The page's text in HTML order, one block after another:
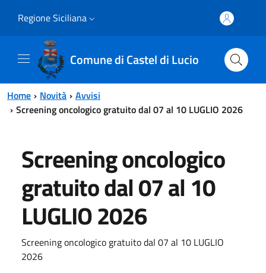
Regione Siciliana
Comune di Castel di Lucio
Home Novità
Avvisi
Screening oncologico gratuito dal 07 al 10 LUGLIO 2026
Screening oncologico
gratuito dal 07 al 10
LUGLIO 2026
Screening oncologico gratuito dal 07 al 10 LUGLIO
2026